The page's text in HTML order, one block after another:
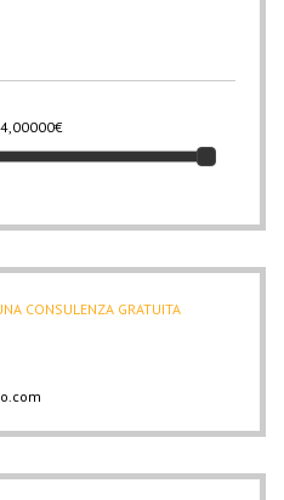
CONSULENZA GRATUITA